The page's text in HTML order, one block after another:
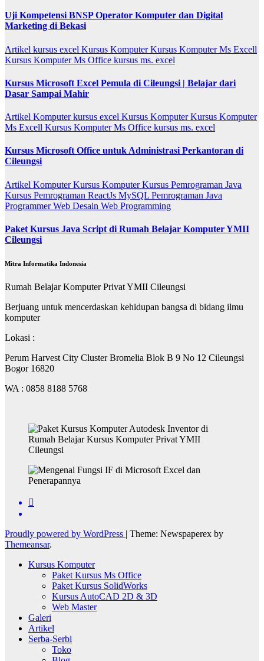
Uji Kompetensi BNSP Operator Komputer dan Digital
Marketing di Bekasi
Artikel kursus excel Kursus KomputerKursus Komputer Ms Excell
Kursus Komputer Ms Office kursus ms. excel
Kursus Microsoft Excel Pemula di Cileungsi | Belajar dari
Dasar Sampai Mahir
Artikel Komputerkursus excel Kursus KomputerKursus Komputer
Ms Excell Kursus Komputer Ms Office kursus ms. excel
Kursus Microsoft Office untuk Administrasi Perkantoran di
Cileungsi
Artikel KomputerKursus KomputerKursus Pemrograman Java
Kursus Pemrograman ReactJs MySQL Pemrograman Java
ProgrammerWeb Desain Web Programming
Paket Kursus Java Script di Rumah Belajar Komputer YMII
Cileungsi
Mitra Informatika Indonesia
Rumah Belajar Komputer Privat YMII Cileungsi
Berjuang untuk mencerdaskan kehidupan bangsa di bidang ilmu
komputer
Lokasi :
Perum Harvest City Cluster Bromelia Blok B 9 No 12 Cileungsi
Bogor 16820
WA : 0858 8188 5768
Proudly powered by WordPress | Theme: Newspaperex by
Themeansar.
Kursus Komputer
Paket Kursus Ms Office
Paket Kursus SolidWorks
Kursus AutoCAD 2D & 3D
Web Master
Galeri
Artikel
Serba-Serbi
Toko